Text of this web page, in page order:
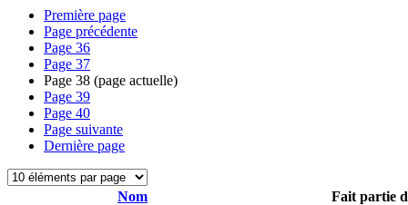
Première page
Page précédente
Page 36
Page 37
Page 38 (page actuelle)
Page 39
Page 40
Page suivante
Dernière page
Nom
Fait partie